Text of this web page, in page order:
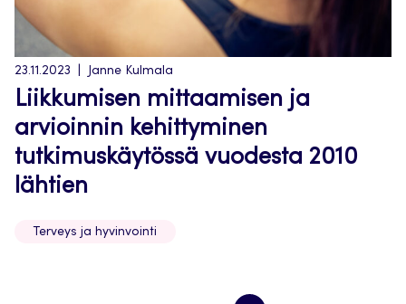
23.11.2023 Janne Kulmala
Liikkumisen mittaamisen ja
arvioinnin kehittyminen
tutkimuskäytössä vuodesta 2010
lähtien
Terveys ja hyvinvointi